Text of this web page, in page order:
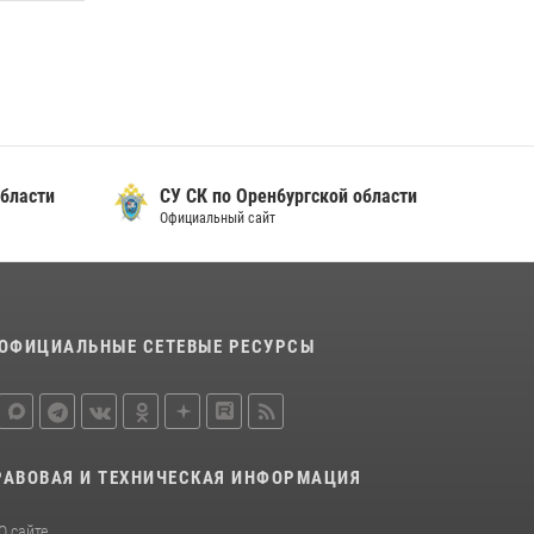
Дню Крещения Руси
СУ СК по Орен6ургской области
Официальный сайт
СЕТЕВЫЕ РЕСУРСЫ
И ТЕХНИЧЕСКАЯ ИНФОРМАЦИЯ